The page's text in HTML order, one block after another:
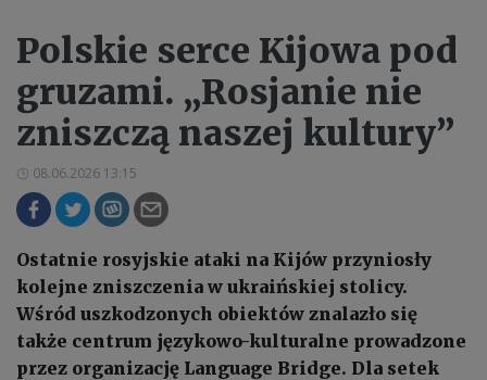
Polskie serce Kijowa pod
gruzami. „Rosjanie nie
zniszczą naszej kultury”
08.06.2026 13:15
Ostatnie rosyjskie ataki na Kijów przyniosły
kolejne zniszczenia w ukraińskiej stolicy.
Wśród uszkodzonych obiektów znalazło się
także centrum językowo-kulturalne prowadzone
przez organizację Language Bridge. Dla setek